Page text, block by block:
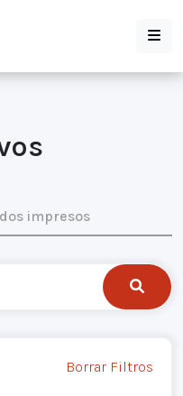
impresos
Borrar Filtros